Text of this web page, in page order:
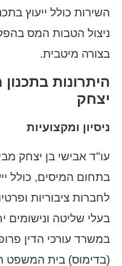
השירות כולל ייעוץ
ניצול הטבות המס
בצורה מיטבית.
היתרונות
יצחק
ניסיון ומקצועיות
בתחום המיסים, כולל
לחברות ציבוריות
בעלי שליטה ונישומים
במשרד עורכי הדין
(בדימוס) בית המשפט